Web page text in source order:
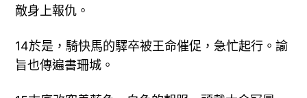
敵身上報仇。
14於是，騎快馬的驛卒被王命催促，急忙起行。諭
旨也傳遍書珊城。